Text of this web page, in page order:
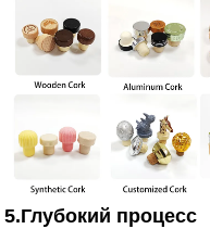
5.Глубокий процесс